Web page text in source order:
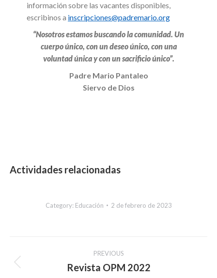
información sobre las vacantes disponibles,
escribinos a inscripciones@padremario.org
“Nosotros estamos buscando la comunidad. Un
cuerpo único, con un deseo único, con una
voluntad única y con un sacrificio único”.
Padre Mario Pantaleo
Siervo de Dios
Actividades relacionadas
Category: Educación 2 de febrero de 2023
navigation
PREVIOUS
Previous
Revista OPM 2022